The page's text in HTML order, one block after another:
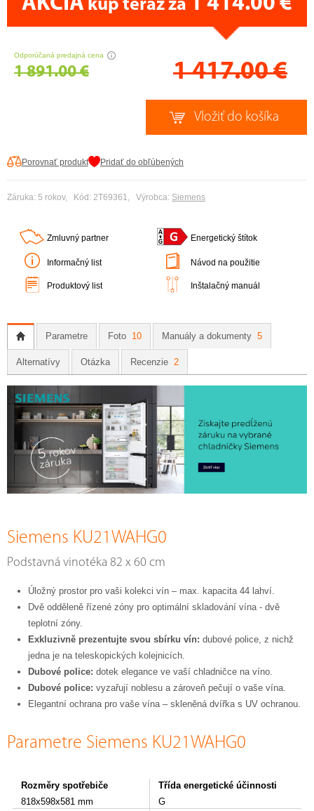
kup teraz za
Odporúčaná predajná cena
1 891.00 € 1 417.00€
Porovnať produkt Pridať do obľúbených
Záruka: 5 rokov, Kód: 2T69361, Výrobca: Siemens
Zmluvný partner Energetický štítok
Informačný list Návod na použitie
Produktový list Inštalačný manuál
Parametre Foto 10 Manuály a dokumenty 5
Alternatívy Otázka Recenzie 2
Siemens KU21WAHG0
Podstavná vinotéka 82 x 60 cm
Úložný prostor pro vaši kolekci vín – max. kapacita 44 lahví.
Dvě odděleně řízené zóny pro optimální skladování vína - dvě
teplotní zóny.
Exkluzivně prezentujte svou sbírku vín: dubové police, z nichž
jedna je na teleskopických kolejnicích.
Dubové police: dotek elegance ve vaší chladničce na víno.
Dubové police: vyzařují noblesu a zároveň pečují o vaše vína.
Elegantní ochrana pro vaše vína – skleněná dvířka s UV ochranou.
Parametre Siemens KU21WAHG0
Rozměry spotřebiče
818x598x581 mm
Třída energetické účinnosti
G